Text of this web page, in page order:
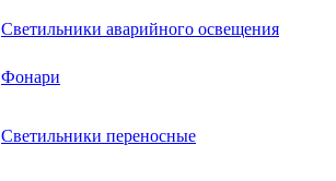
Светильники аварийного освещения
Фонари
Светильники переносные